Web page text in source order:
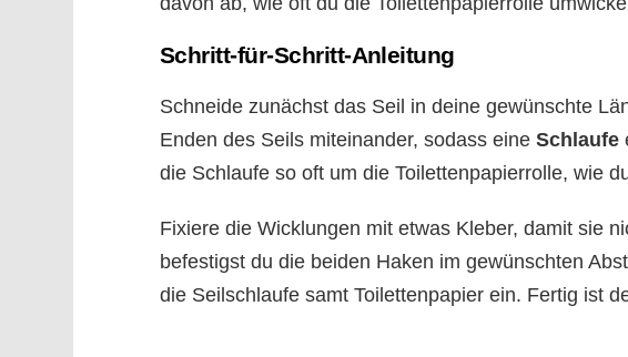
Schritt-für-Schritt-Anleitung
Schneide zunächst das Seil in deine gewünschte
Enden des Seils miteinander, sodass eine Schlaufe
die Schlaufe so oft um die Toilettenpapierrolle, wie
Fixiere die Wicklungen mit etwas Kleber, damit sie
befestigst du die beiden Haken im gewünschten
die Seilschlaufe samt Toilettenpapier ein. Fertig ist